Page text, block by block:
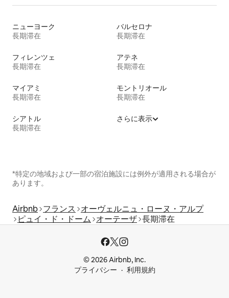
ニューヨーク
長期滞在
バルセロナ
長期滞在
フィレンツェ
長期滞在
アテネ
長期滞在
マイアミ
長期滞在
モントリオール
長期滞在
シアトル
長期滞在
さらに表示
*特定の地域および一部の宿泊施設には例外が適用される場合が
あります。
Airbnb フランス
オーヴェルニュ・ローヌ・アルプ
ピュイ・ド・ドーム オーテーザ 長期滞在
© 2026 Airbnb, Inc.
プライバシー
利用規約